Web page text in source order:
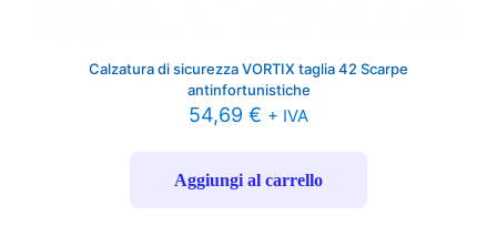
Calzatura di sicurezza VORTIX taglia 42 Scarpe
antinfortunistiche
54,69 € + IVA
Aggiungi al carrello